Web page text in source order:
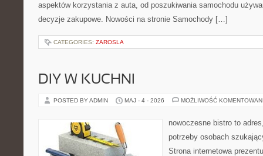
aspektów korzystania z auta, od poszukiwania samochodu
decyzje zakupowe. Nowości na stronie Samochody […]
CATEGORIES: ZAROSLA
DIY W KUCHNI
POSTED BY ADMIN MAJ - 4 - 2026 MOŻLIWOŚĆ
nowoczesne bistro to
potrzeby osobach
Strona internetowa